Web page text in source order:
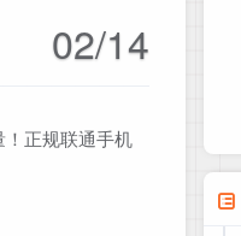
02/14
正规联通手机